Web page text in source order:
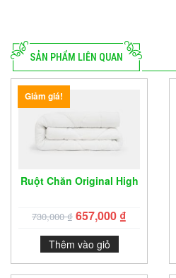
SẢN PHẨM LIÊN QUAN
Giảm giá!
Ruột Chăn Original High
730,000₫ 657,000 ₫
Thêm vào giỏ